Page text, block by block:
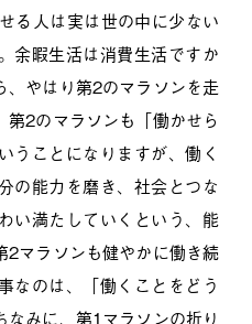
る人は実は世の中に少ない
余暇生活は消費生活ですか
、やはり第2のマラソンを走
第2のマラソンも「働かせら
ことになりますが、働く
の能力を磨き、社会とつな
い満たしていくという、能
2マラソンも健やかに働き続
なのは、「働くことをどう
みに、第1マラソンの折り